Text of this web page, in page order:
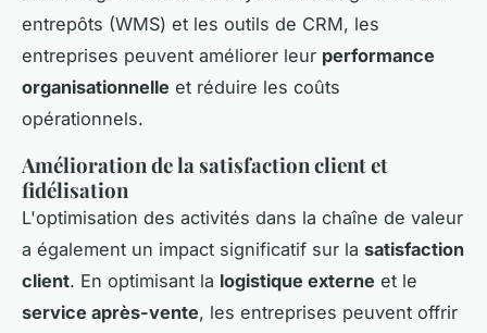
entrepôts (WMS) et les outils de CRM, les
entreprises peuvent améliorer leur performance
organisationnelle et réduire les coûts
opérationnels.
Amélioration de la satisfaction client et
fidélisation
L'optimisation des activités dans la chaîne de valeur
a également un impact significatif sur la satisfaction
client. En optimisant la logistique externe et le
service après-vente, les entreprises peuvent offrir